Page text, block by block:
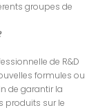
groupes de
de R&D
formules ou
de garantir la
produits sur le